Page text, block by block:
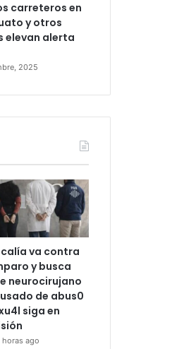
carreteros en
y otros
elevan alerta
2025
va contra
y busca
neurocirujano
de abus0
siga en
horas ago